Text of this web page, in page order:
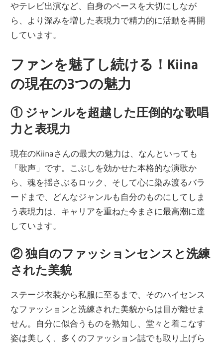
やテレビ出演など、自身のペースを大切にしなが
ら、より深みを増した表現力で精力的に活動を再開
しています。
ファンを魅了し続ける！Kiina
の現在の3つの魅力
① ジャンルを超越した圧倒的な歌唱
力と表現力
現在のKiinaさんの最大の魅力は、なんといっても
「歌声」です。こぶしを効かせた本格的な演歌か
ら、魂を揺さぶるロック、そして心に染み渡るバラ
ードまで、どんなジャンルも自分のものにしてしま
う表現力は、キャリアを重ねた今まさに最高潮に達
しています。
② 独自のファッションセンスと洗練
された美貌
ステージ衣装から私服に至るまで、そのハイセンス
なファッションと洗練された美貌からは目が離せま
せん。自分に似合うものを熟知し、堂々と着こなす
姿は美しく、多くのファッション誌でも取り上げら